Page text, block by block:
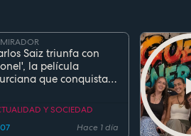
MIRADOR
Saiz triunfa con
la película
que conquista
Y SOCIEDAD
Hace 1 día